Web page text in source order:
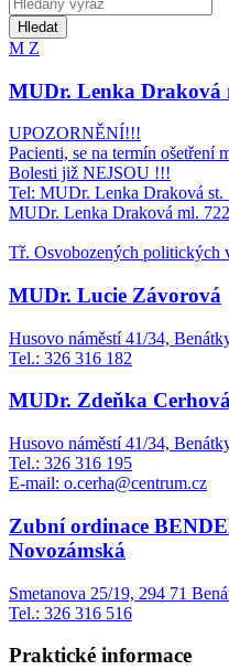
Hledat
M Z
MUDr. Lenka Draková
UPOZORNĚNÍ!!!
Pacienti, se na termín ošetření
Bolesti již NEJSOU !!!
Tel: MUDr. Lenka Draková st.
MUDr. Lenka Draková ml.
Tř. Osvobozených politických
MUDr. Lucie Závorová
Husovo náměstí 41/34,
Tel.: 326 316 182
MUDr. Zdeňka
Husovo náměstí 41/34,
Tel.: 326 316 195
E-mail: o.cerha@centrum.cz
Zubní ordinace
Novozámská
Smetanova 25/19, 294 71
Tel.: 326 316 516
Praktické informace